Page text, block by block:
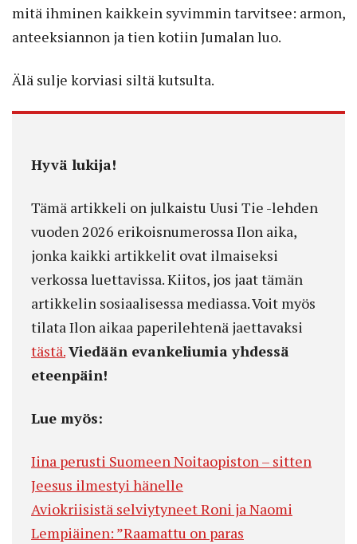
mitä ihminen kaikkein syvimmin tarvitsee: armon,
anteeksiannon ja tien kotiin Jumalan luo.
Älä sulje korviasi siltä kutsulta.
Hyvä lukija!
Tämä artikkeli on julkaistu Uusi Tie -lehden
vuoden 2026 erikoisnumerossa Ilon aika,
jonka kaikki artikkelit ovat ilmaiseksi
verkossa luettavissa. Kiitos, jos jaat tämän
artikkelin sosiaalisessa mediassa. Voit myös
tilata Ilon aikaa paperilehtenä jaettavaksi
tästä.Viedään evankeliumia yhdessä
eteenpäin!
Lue myös:
Iina perusti Suomeen Noitaopiston – sitten
Jeesus ilmestyi hänelle
Aviokriisistä selviytyneet Roni ja Naomi
Lempiäinen: ”Raamattu on paras